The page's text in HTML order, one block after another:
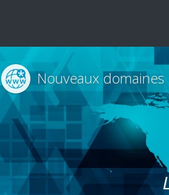
Nouveaux domaines